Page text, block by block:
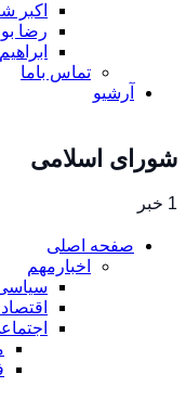
اکبر
رضا
تماس باما
آرشیو
شورای اسلامی
1 خبر
صفحه اصلی
اخبارمهم